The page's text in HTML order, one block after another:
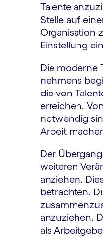
Talente
Stelle auf
Organisation
Einstellung
Die moderne
nehmens
die von
erreichen.
notwendig
Arbeit
Der
weiteren
anziehen.
betrachten.
anzuziehen.
als